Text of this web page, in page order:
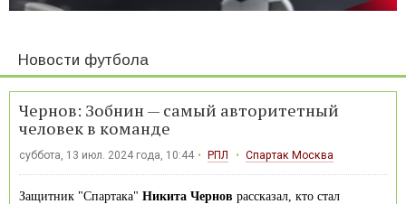
Новости футбола
Чернов: Зобнин — самый авторитетный
человек в команде
суббота, 13 июл. 2024 года, 10:44 РПЛ Спартак Москва
Защитник "Спартака" Никита Чернов рассказал, кто стал